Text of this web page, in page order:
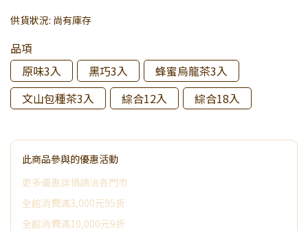
供貨狀況: 尚有庫存
品項
原味3入
黑巧3入
蜂蜜烏龍茶3入
文山包種茶3入
綜合12入 綜合18入
此商品參與的優惠活動
更多優惠詳情請洽各門市
全館消費滿3,000元95折
全館消費滿10,000元9折